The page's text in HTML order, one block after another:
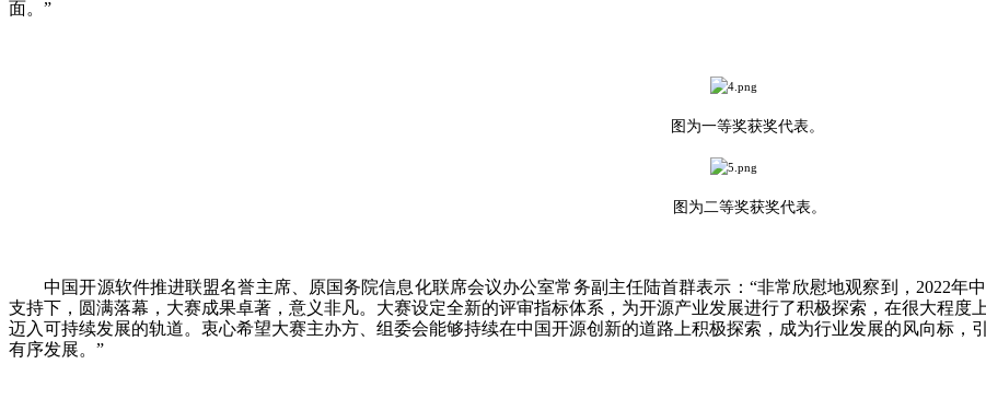
面。”
图为一等奖获奖代表。
图为二等奖获奖代表。
中国开源软件推进联盟名誉主席、原国务院信息化联席会议办公室常务副主任陆首群表示：“非常欣慰地观察到，2022年
支持下，圆满落幕，大赛成果卓著，意义非凡。大赛设定全新的评审指标体系，为开源产业发展进行了积极探索，在很大程度
迈入可持续发展的轨道。衷心希望大赛主办方、组委会能够持续在中国开源创新的道路上积极探索，成为行业发展的风向标
有序发展。”